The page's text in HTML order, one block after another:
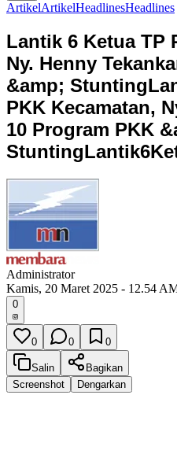
ArtikelArtikelHeadlinesHeadlines
Lantik 6 Ketua TP
Ny. Henny
&amp; Stunting
PKK Kecamatan,
10 Program PKK
StuntingLantik6Ke
Administrator
Kamis, 20 Maret 2025 - 12.54
0
0 0 0
Salin
Bagikan
Screenshot
Dengarkan